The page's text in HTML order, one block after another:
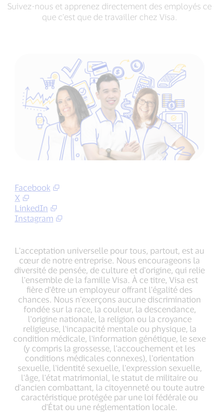
Suivez-nous et apprenez directement des employés ce
que c'est que de travailler chez Visa.
Facebook
X
LinkedIn
Instagram
L'acceptation universelle pour tous, partout, est au
cœur de notre entreprise. Nous encourageons la
diversité de pensée, de culture et d'origine, qui relie
l'ensemble de la famille Visa. À ce titre, Visa est
fière d'être un employeur offrant l'égalité des
chances. Nous n'exerçons aucune discrimination
fondée sur la race, la couleur, la descendance,
l'origine nationale, la religion ou la croyance
religieuse, l'incapacité mentale ou physique, la
condition médicale, l'information génétique, le sexe
(y compris la grossesse, l'accouchement et les
conditions médicales connexes), l'orientation
sexuelle, l'identité sexuelle, l'expression sexuelle,
l'âge, l'état matrimonial, le statut de militaire ou
d'ancien combattant, la citoyenneté ou toute autre
caractéristique protégée par une loi fédérale ou
d'État ou une réglementation locale.